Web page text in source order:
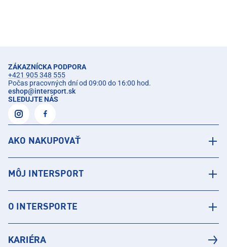
ZÁKAZNÍCKA PODPORA
+421 905 348 555
Počas pracovných dní od 09:00 do 16:00 hod.
eshop@intersport.sk
SLEDUJTE NÁS
AKO NAKUPOVAŤ
MÔJ INTERSPORT
O INTERSPORTE
KARIÉRA